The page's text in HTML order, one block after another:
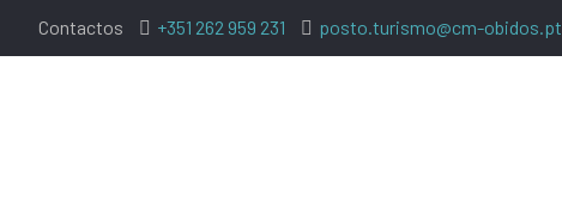
Contactos +351 262 959 231 posto.turismo@cm-obidos.pt